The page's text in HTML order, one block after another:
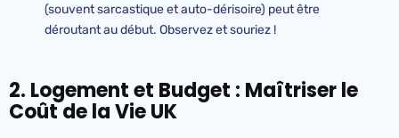
(souvent sarcastique et auto-dérisoire) peut être
déroutant au début. Observez et souriez !
2. Logement et Budget : Maîtriser le
Coût de la Vie UK